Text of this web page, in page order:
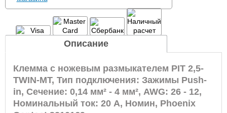
Описание
Клемма с ножевым размыкателем PIT 2,5-
TWIN-MT, Тип подключения: Зажимы Push-
in, Сечение: 0,14 мм² - 4 мм², AWG: 26 - 12,
Номинальный ток: 20 А, Номин, Phoenix